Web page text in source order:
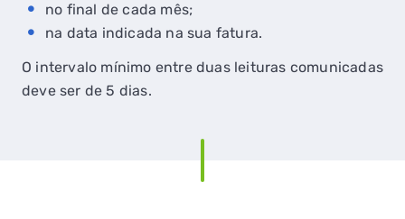
no final de cada mês;
na data indicada na sua fatura.
O intervalo mínimo entre duas leituras comunicadas
deve ser de 5 dias.